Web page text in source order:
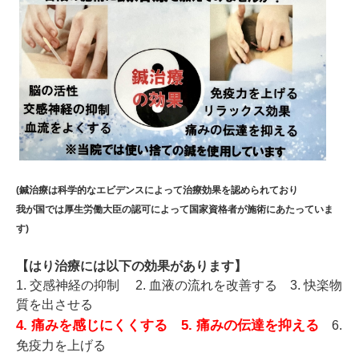
(鍼治療は科学的なエビデンスによって治療効果を認められており
我が国では厚生労働大臣の認可によって国家資格者が施術にあたっていま
す)
【はり治療には以下の効果があります】
1. 交感神経の抑制 2. 血液の流れを改善する 3. 快楽物
質を出させる
4. 痛みを感じにくくする 5. 痛みの伝達を抑える 6.
免疫力を上げる